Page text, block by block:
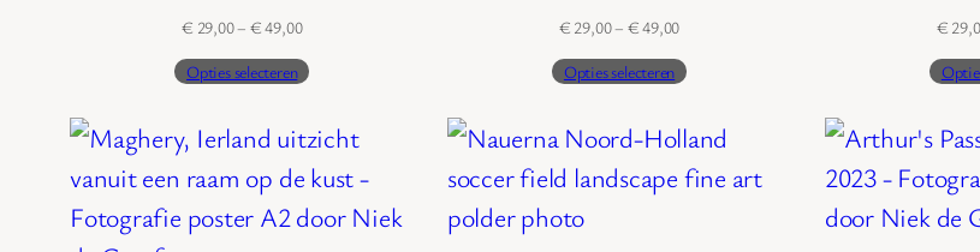
€ 29,00– €49,00Prijsklasse:
tot
Opties selecteren
€ 29,00– €49,00Prijsklasse:
tot
Opties selecteren
€